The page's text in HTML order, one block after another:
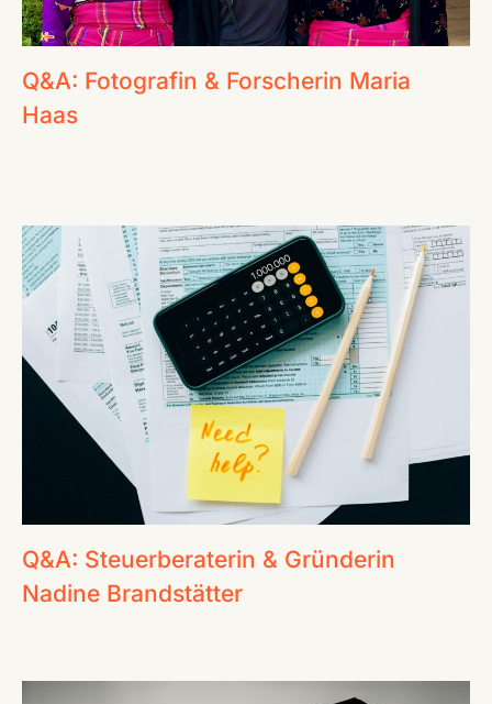
Q&A: Fotografin & Forscherin Maria
Haas
Q&A: Steuerberaterin & Gründerin
Nadine Brandstätter